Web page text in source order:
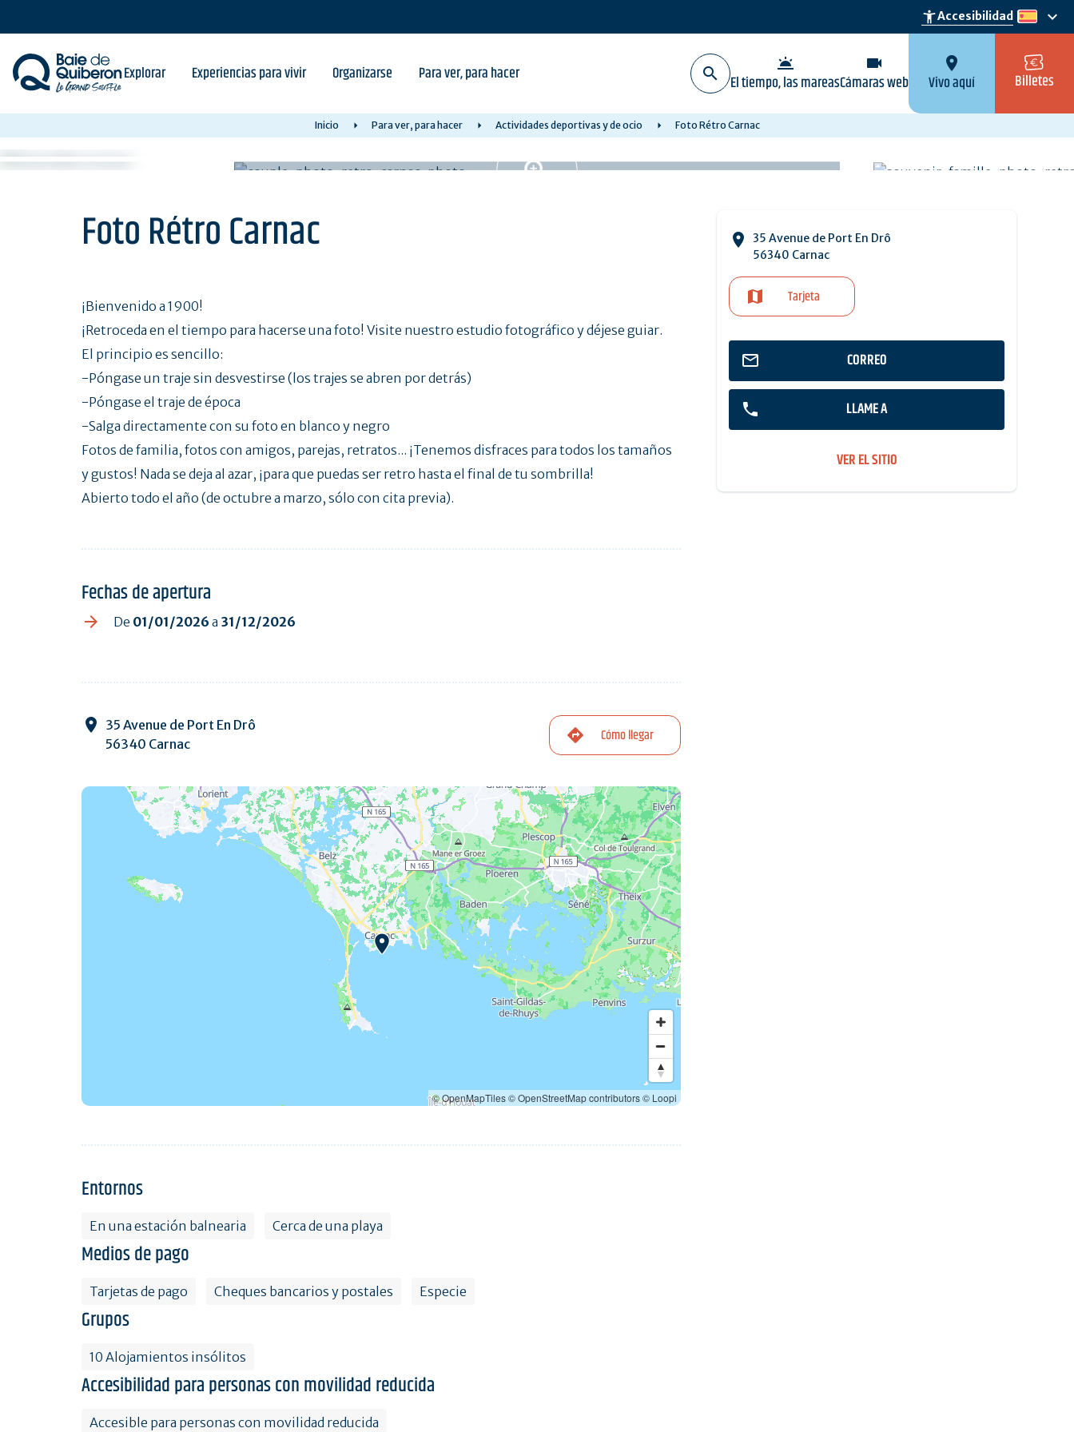
content
accessibility_newAccesibilidad es
keyboard_arrow_down
Explorar Experiencias para vivir Organizarse Para ver, para hacer wb_twilight
El tiempo, las mareas
videocam
Cámaras web
location_on
Vivo aquí Billetes
Inicio Para ver, para hacer Actividades deportivas y de ocio Foto Rétro Carnac
Foto Rétro Carnac
35 Avenue de Port En Drô
56340 Carnac
Tarjeta
CORREO
LLAME A
VER EL SITIO
¡Bienvenido a 1900!
¡Retroceda en el tiempo para hacerse una foto! Visite nuestro estudio fotográfico y déjese guiar.
El principio es sencillo:
-Póngase un traje sin desvestirse (los trajes se abren por detrás)
-Póngase el traje de época
-Salga directamente con su foto en blanco y negro
Fotos de familia, fotos con amigos, parejas, retratos... ¡Tenemos disfraces para todos los tamaños
y gustos! Nada se deja al azar, ¡para que puedas ser retro hasta el final de tu sombrilla!
Abierto todo el año (de octubre a marzo, sólo con cita previa).
Fechas de apertura
De 01/01/2026 a 31/12/2026
35 Avenue de Port En Drô
56340 Carnac
Cómo llegar
© OpenMapTiles© OpenStreetMap contributors© Loopi
Entornos
En una estación balnearia Cerca de una playa
Medios de pago
Tarjetas de pago Cheques bancarios y postales Especie
Grupos
10 Alojamientos insólitos
Accesibilidad para personas con movilidad reducida
Accesible para personas con movilidad reducida